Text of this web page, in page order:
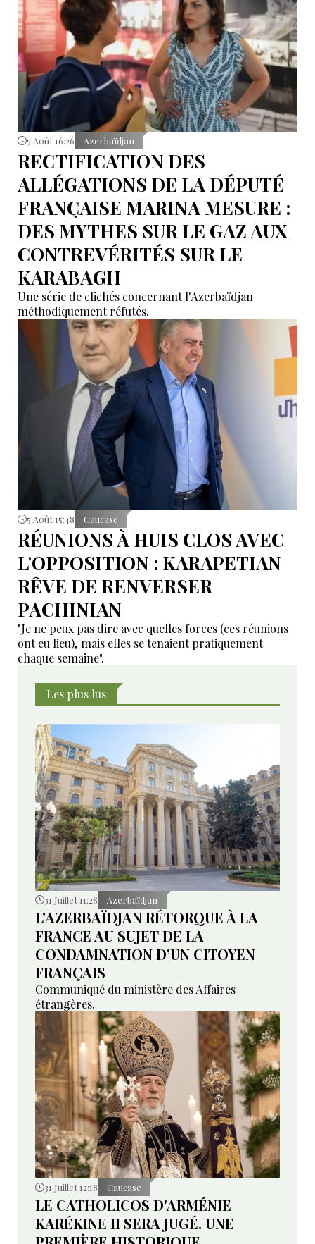
5 Août 16:26 Azerbaïdjan
RECTIFICATION DES
ALLÉGATIONS DE LA DÉPUTÉ
FRANÇAISE MARINA MESURE :
DES MYTHES SUR LE GAZ AUX
CONTREVÉRITÉS SUR LE
KARABAGH
Une série de clichés concernant l'Azerbaïdjan
méthodiquement réfutés.
5 Août 15:48 Caucase
RÉUNIONS À HUIS CLOS AVEC
L'OPPOSITION : KARAPETIAN
RÊVE DE RENVERSER
PACHINIAN
"Je ne peux pas dire avec quelles forces (ces réunions
ont eu lieu), mais elles se tenaient pratiquement
chaque semaine".
Les plus lus
31 Juillet 11:28 Azerbaïdjan
L’AZERBAÏDJAN RÉTORQUE À LA
FRANCE AU SUJET DE LA
CONDAMNATION D’UN CITOYEN
FRANÇAIS
Communiqué du ministère des Affaires
étrangères.
31 Juillet 12:18 Caucase
LE CATHOLICOS D'ARMÉNIE
KARÉKINE II SERA JUGÉ. UNE